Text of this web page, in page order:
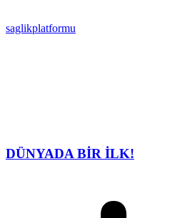
saglikplatformu
DÜNYADA BİR İLK!